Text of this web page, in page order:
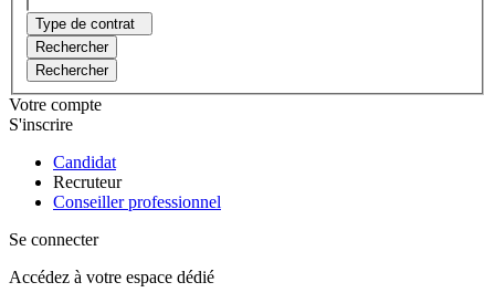
Type de contrat
Rechercher
Rechercher
Votre compte
S'inscrire
Candidat
Recruteur
Conseiller professionnel
Se connecter
Accédez à votre espace dédié